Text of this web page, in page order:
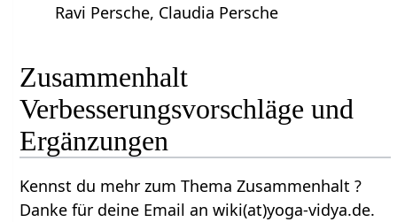
Ravi Persche, Claudia Persche
Zusammenhalt‏‎
Verbesserungsvorschläge und
Ergänzungen
Kennst du mehr zum Thema Zusammenhalt‏‎ ?
Danke für deine Email an wiki(at)yoga-vidya.de.